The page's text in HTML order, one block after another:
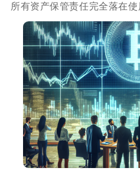
所有资产保管责任完全落在使